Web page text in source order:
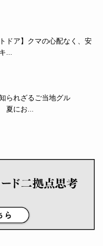
トドア】クマの心配なく、安
...
られざるご当地グル
夏にお...